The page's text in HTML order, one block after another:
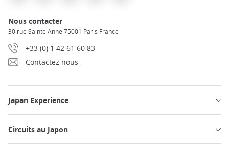
Nous contacter
30 rue Sainte Anne 75001 Paris France
+33 (0) 1 42 61 60 83
Contactez nous
Japan Experience
Circuits au Japon